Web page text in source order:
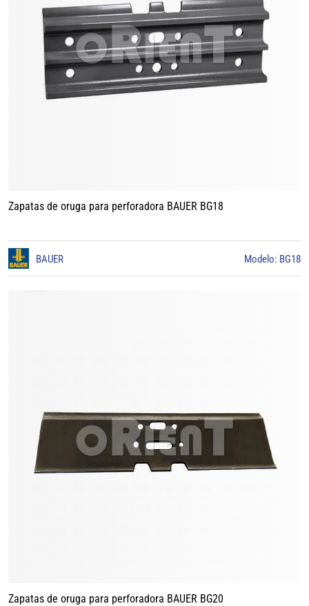
Zapatas de oruga para perforadora BAUER BG18
BAUER Modelo: BG18
Zapatas de oruga para perforadora BAUER BG20